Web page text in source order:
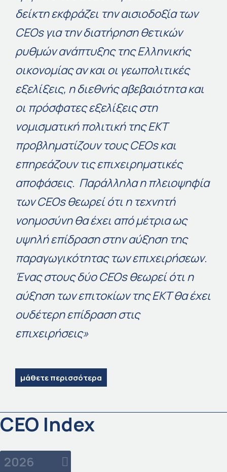
δείκτη εκφράζει την αισιοδοξία των
CEOsγια την διατήρηση θετικών
ρυθμών ανάπτυξης της Ελληνικής
οικονομίας αν και οι γεωπολιτικές
εξελίξεις, η διεθνής αβεβαιότητα και
οι πρόσφατες εξελίξεις στη
νομισματική πολιτική της ΕΚΤ
προβληματίζουν τουςCEOsκαι
επηρεάζουν τις επιχειρηματικές
αποφάσεις. Παράλληλα η πλειοψηφία
των CEOs θεωρεί ότι η τεχνητή
νοημοσύνη θα έχει από μέτρια ως
υψηλή επίδραση στην αύξηση της
παραγωγικότητας των επιχειρήσεων.
Ένας στους δύο CEOs θεωρεί ότι η
αύξηση των επιτοκίων της ΕΚΤ θα έχει
ουδέτερη επίδραση στις
επιχειρήσεις»
μάθετε περισσότερα
CEO Index
2026